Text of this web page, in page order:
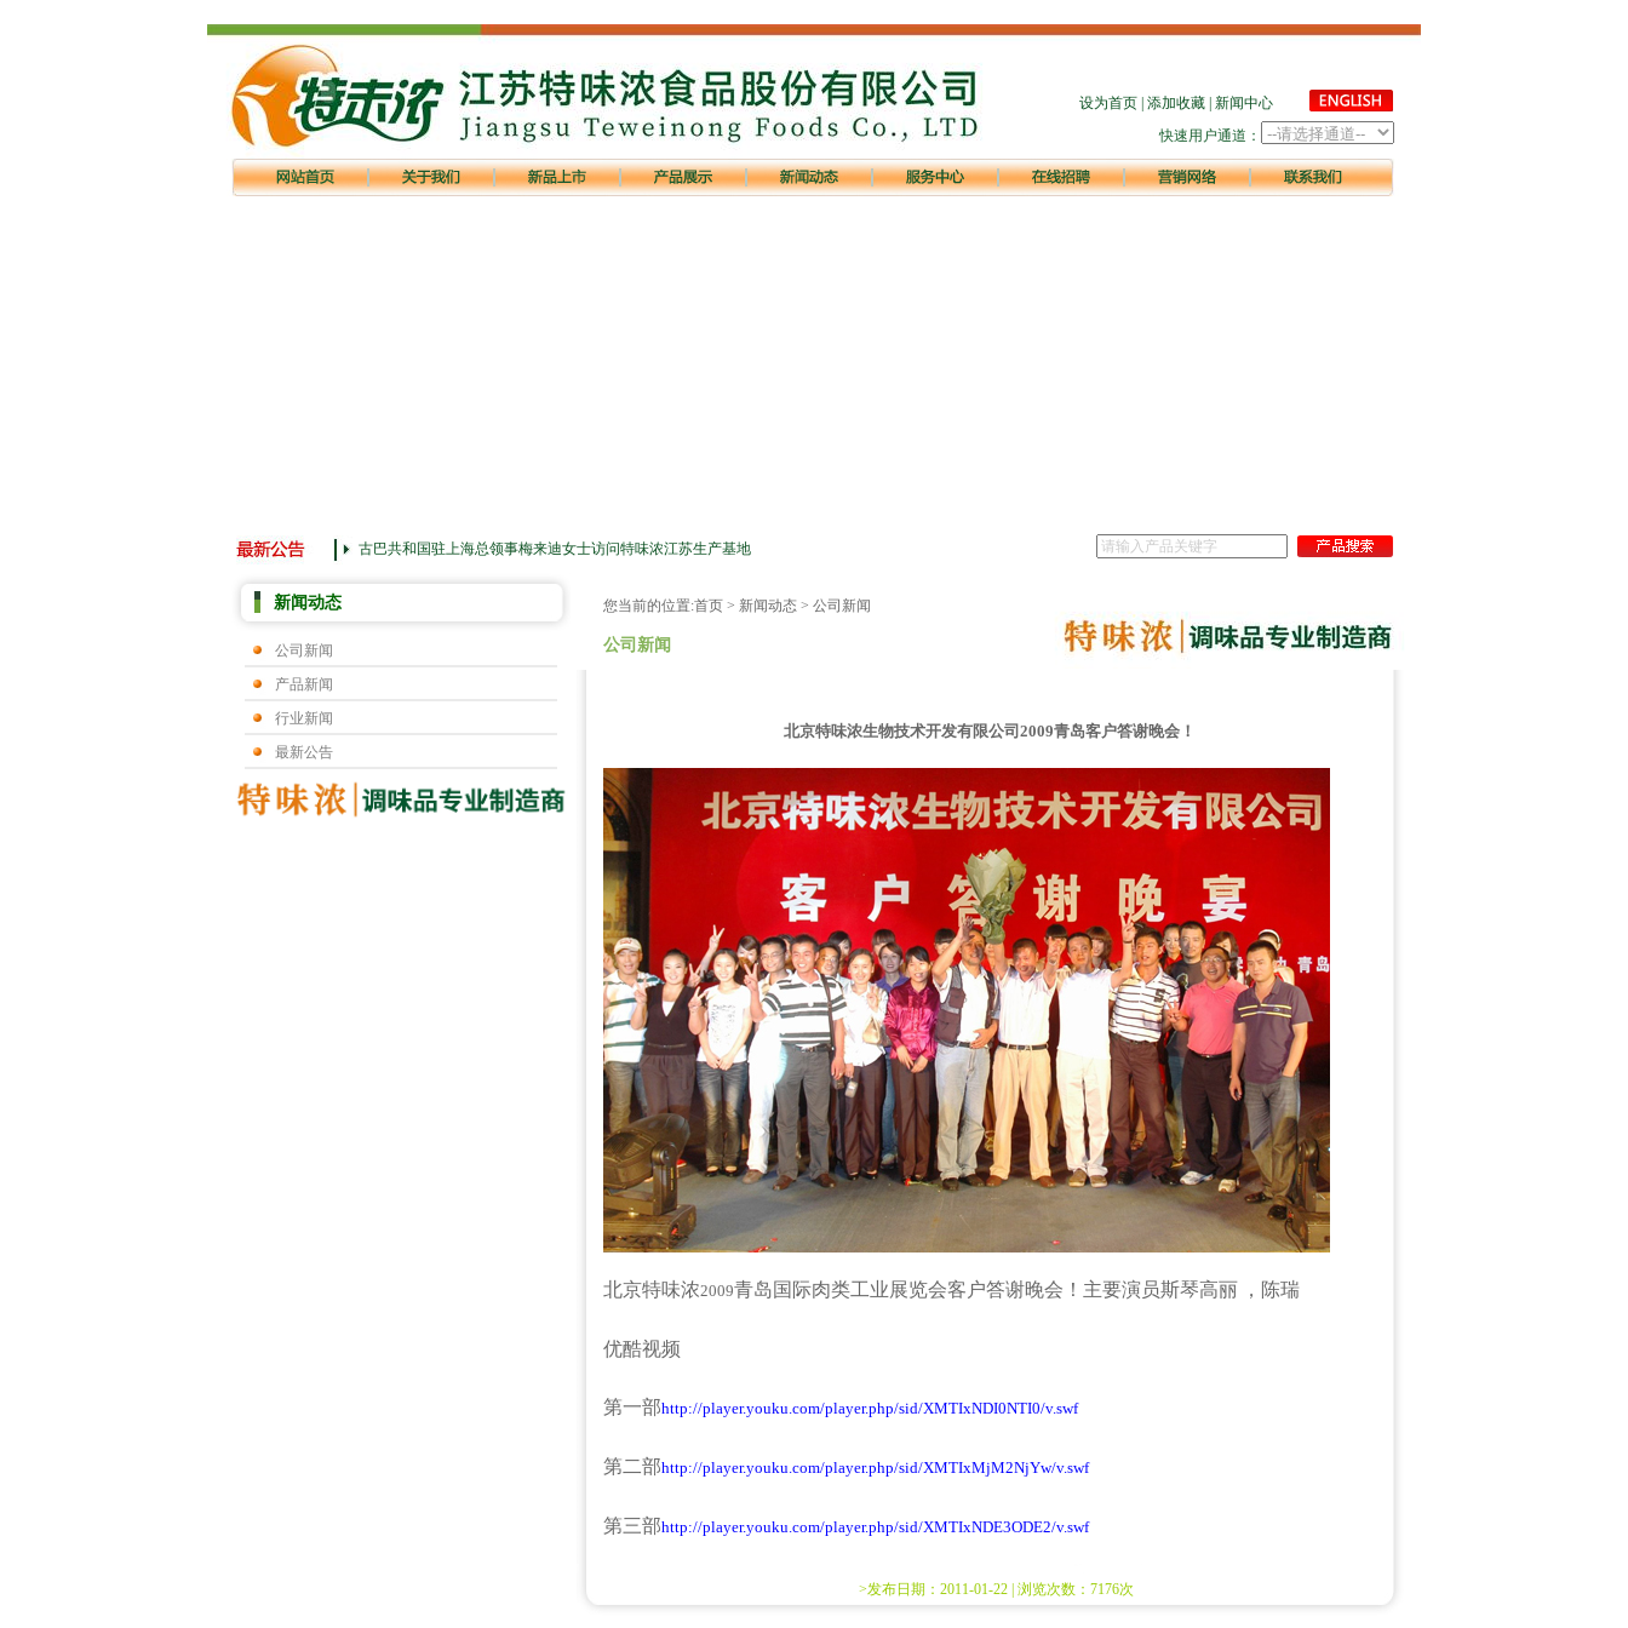
设为首页 添加收藏 新闻中心
快速用户通道：
古巴共和国驻上海总领事梅来迪女士访问特味浓江苏生产基地
新闻动态
公司新闻
产品新闻
行业新闻
最新公告
您当前的位置:首页 > 新闻动态 > 公司新闻
公司新闻
北京特味浓生物技术开发有限公司2009青岛客户答谢晚会！
北京特味浓2009青岛国际肉类工业展览会客户答谢晚会！ 主要演员斯琴高丽 ，陈瑞
优酷视频
第一部http://player.youku.com/player.php/sid/XMTIxNDI0NTI0/v.swf
第二部http://player.youku.com/player.php/sid/XMTIxMjM2NjYw/v.swf
第三部http://player.youku.com/player.php/sid/XMTIxNDE3ODE2/v.swf
>发布日期：2011-01-22 | 浏览次数：7176次